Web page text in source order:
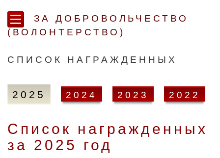
ЗА ДОБРОВОЛЬЧЕСТВО
(ВОЛОНТЕРСТВО)
СПИСОК НАГРАЖДЕННЫХ
2025 2024 2023 2022
Список награжденных
за 2025 год